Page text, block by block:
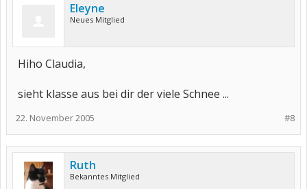
Eleyne
Neues Mitglied
Hiho Claudia,
sieht klasse aus bei dir der viele Schnee ...
#8
22. November 2005
Ruth
Bekanntes Mitglied